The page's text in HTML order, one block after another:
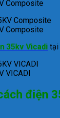
Composite
Composite
35kv Vicadi tại
VICADI
điện